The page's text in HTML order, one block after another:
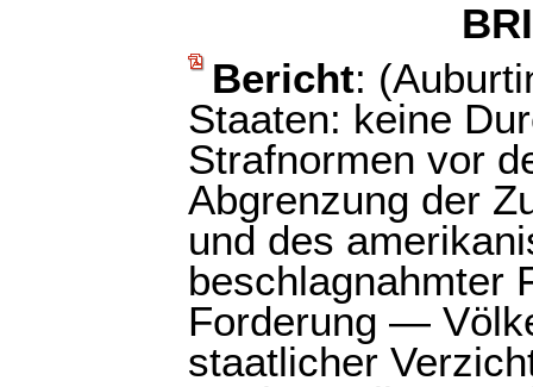
Bericht:
Staaten: keine
Strafnormen vor
Abgrenzung der
und des
beschlagnahmter
Forderung —
staatlicher